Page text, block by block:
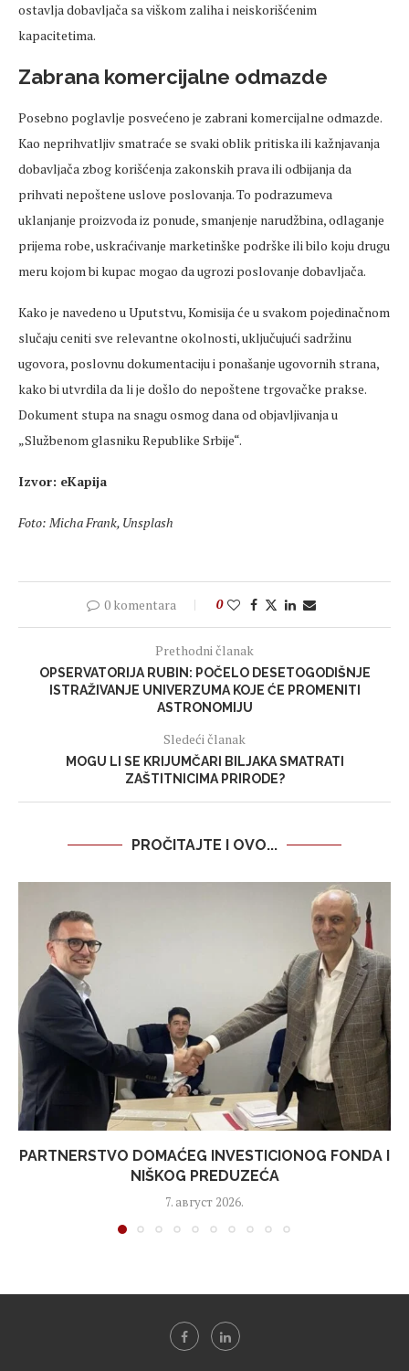
ostavlja dobavljača sa viškom zaliha i neiskorišćenim
kapacitetima.
Zabrana komercijalne odmazde
Posebno poglavlje posvećeno je zabrani komercijalne odmazde.
Kao neprihvatljiv smatraće se svaki oblik pritiska ili kažnjavanja
dobavljača zbog korišćenja zakonskih prava ili odbijanja da
prihvati nepoštene uslove poslovanja. To podrazumeva
uklanjanje proizvoda iz ponude, smanjenje narudžbina, odlaganje
prijema robe, uskraćivanje marketinške podrške ili bilo koju drugu
meru kojom bi kupac mogao da ugrozi poslovanje dobavljača.
Kako je navedeno u Uputstvu, Komisija će u svakom pojedinačnom
slučaju ceniti sve relevantne okolnosti, uključujući sadržinu
ugovora, poslovnu dokumentaciju i ponašanje ugovornih strana,
kako bi utvrdila da li je došlo do nepoštene trgovačke prakse.
Dokument stupa na snagu osmog dana od objavljivanja u
„Službenom glasniku Republike Srbije“.
Izvor: eKapija
Foto: Micha Frank, Unsplash
0 komentara 0
Prethodni članak
OPSERVATORIJA RUBIN: POČELO DESETOGODIŠNJE
ISTRAŽIVANJE UNIVERZUMA KOJE ĆE PROMENITI
ASTRONOMIJU
Sledeći članak
MOGU LI SE KRIJUMČARI BILJAKA SMATRATI
ZAŠTITNICIMA PRIRODE?
PROČITAJTE I OVO...
PARTNERSTVO DOMAĆEG INVESTICIONOG FONDA I
NIŠKOG PREDUZEĆA
7. август 2026.